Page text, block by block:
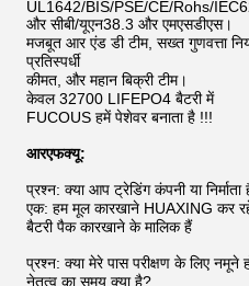
UL1642/BIS/PSE/CE/Rohs/
और सीबी/यूएन38.3 और एमएसडीएस।
मजबूत आर एंड डी टीम, सख्त गुणवत्ता
प्रतिस्पर्धी
कीमत, और महान बिक्री टीम।
केवल 32700 LIFEPO4 बैटरी में
FUCOUS हमें पेशेवर बनाता है !!!
आरएफक्यू:
प्रश्न: क्या आप ट्रेडिंग कंपनी या निर्माता
एक: हम मूल कारखाने HUAXING कर
बैटरी पैक कारखाने के मालिक हैं
प्रश्न: क्या मेरे पास परीक्षण के लिए
नेतृत्व का समय क्या है?